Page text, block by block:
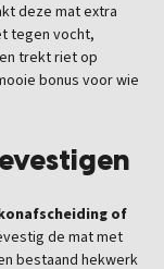
deze mat extra
tegen vocht,
trekt riet op
bonus voor wie
of
de mat met
bestaand hekwerk